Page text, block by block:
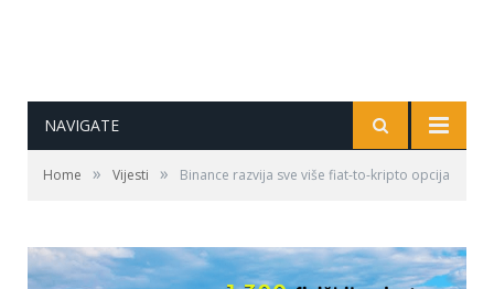
NAVIGATE
Home » Vijesti » Binance razvija sve više fiat-to-kripto opcija